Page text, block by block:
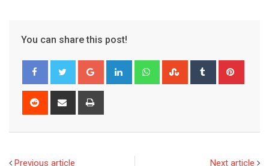
You can share this post!
Google+ LinkedIn WhatsappStumbleUpon
Tumblr
Reddit
Share
Previous article Next article